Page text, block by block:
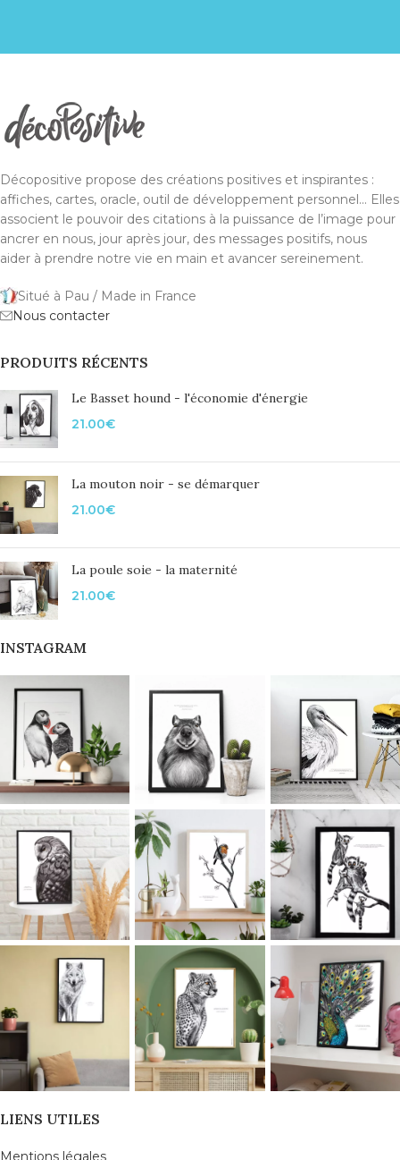
Décopositive propose des créations positives et inspirantes :
affiches, cartes, oracle, outil de développement personnel... Elles
associent le pouvoir des citations à la puissance de l’image pour
ancrer en nous, jour après jour, des messages positifs, nous
aider à prendre notre vie en main et avancer sereinement.
Situé à Pau / Made in France
Nous contacter
PRODUITS RÉCENTS
Le Basset hound - l'économie d'énergie
21.00€
La mouton noir - se démarquer
21.00€
La poule soie - la maternité
21.00€
INSTAGRAM
LIENS UTILES
Mentions légales